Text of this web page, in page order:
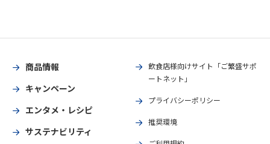
商品情報
キャンペーン
エンタメ・レシピ
サステナビリティ
飲食店様向けサイト「ご繁盛サポ
ートネット」
プライバシーポリシー
推奨環境